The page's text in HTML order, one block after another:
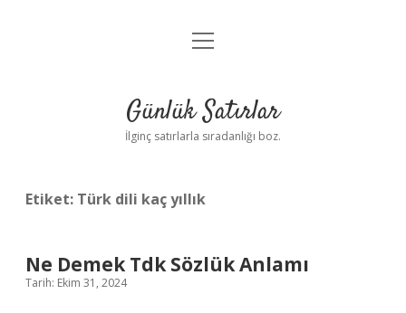
Anasayfa
Yasal Uyarı
menüyü
Günlük Satırlar
İlginç satırlarla sıradanlığı boz.
Etiket: Türk dili kaç yıllık
Ne Demek Tdk Sözlük Anlamı
Tarih: Ekim 31, 2024